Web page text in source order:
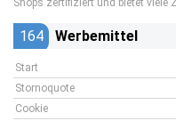
Shops zertifiziert und bietet viele
164 Werbemittel
Start
Stornoquote
Cookie